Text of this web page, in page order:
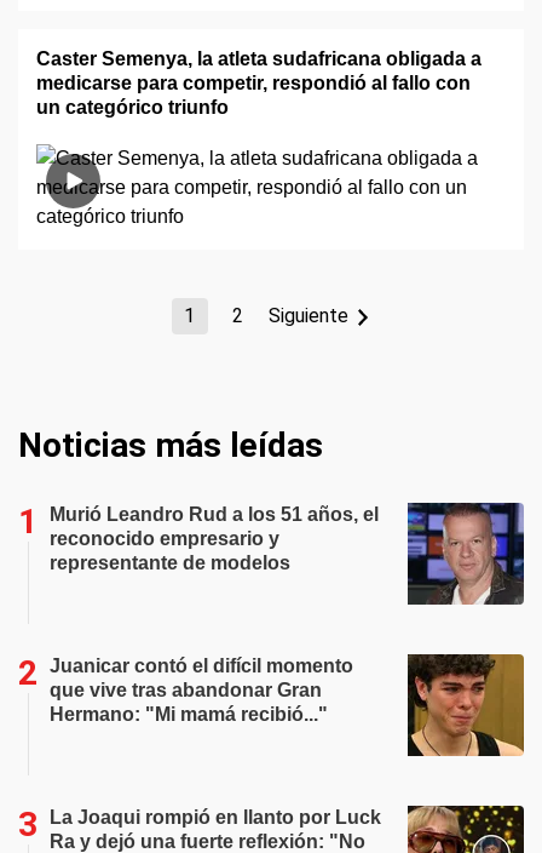
Caster Semenya, la atleta sudafricana obligada a
medicarse para competir, respondió al fallo con
un categórico triunfo
1 2 Siguiente
Noticias más leídas
Murió Leandro Rud a los 51 años, el
reconocido empresario y
representante de modelos
Juanicar contó el difícil momento
que vive tras abandonar Gran
Hermano: "Mi mamá recibió..."
La Joaqui rompió en llanto por Luck
Ra y dejó una fuerte reflexión: "No